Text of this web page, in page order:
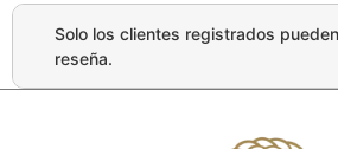
Solo los clientes registrados
reseña.